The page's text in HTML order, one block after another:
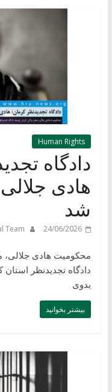
Human Rights
دادگاه
هادی
شد
24/06/2026
Team
محکومیت هادی
دادگاه تجدیدنظر
بدوی
بیشتر بخوانید